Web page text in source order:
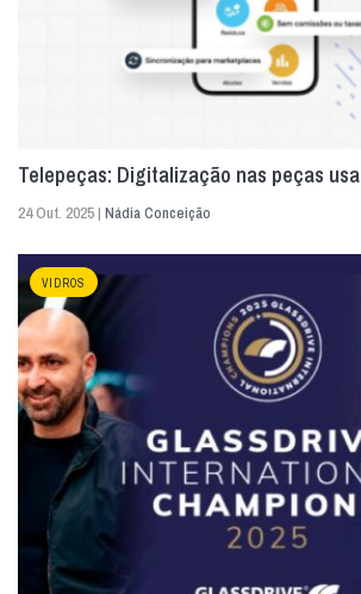
Telepeças: Digitalização nas peças
24 Out. 2025 | Nádia Conceição
VIDROS